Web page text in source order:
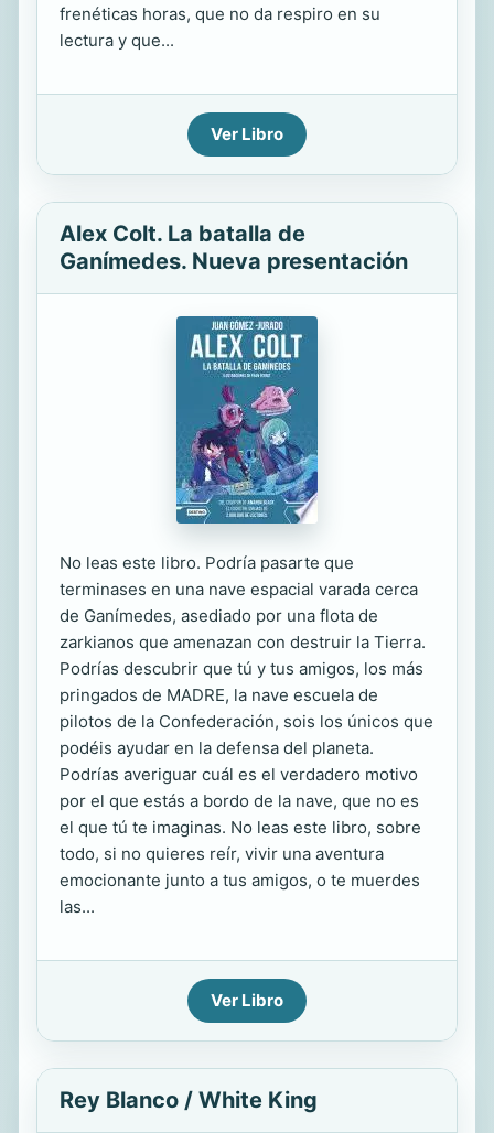
frenéticas horas, que no da respiro en su
lectura y que...
Ver Libro
Alex Colt. La batalla de
Ganímedes. Nueva presentación
No leas este libro. Podría pasarte que
terminases en una nave espacial varada cerca
de Ganímedes, asediado por una flota de
zarkianos que amenazan con destruir la Tierra.
Podrías descubrir que tú y tus amigos, los más
pringados de MADRE, la nave escuela de
pilotos de la Confederación, sois los únicos que
podéis ayudar en la defensa del planeta.
Podrías averiguar cuál es el verdadero motivo
por el que estás a bordo de la nave, que no es
el que tú te imaginas. No leas este libro, sobre
todo, si no quieres reír, vivir una aventura
emocionante junto a tus amigos, o te muerdes
las...
Ver Libro
Rey Blanco / White King